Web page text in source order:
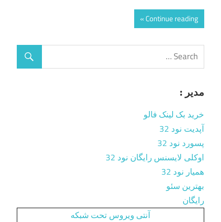
Continue reading
مدیر :
خرید بک لینک فالو
آپدیت نود 32
پسورد نود 32
اوکلی لایسنس رایگان نود 32
همیار نود 32
بهترین سئو
رایگان
آنتی ویروس تحت شبکه